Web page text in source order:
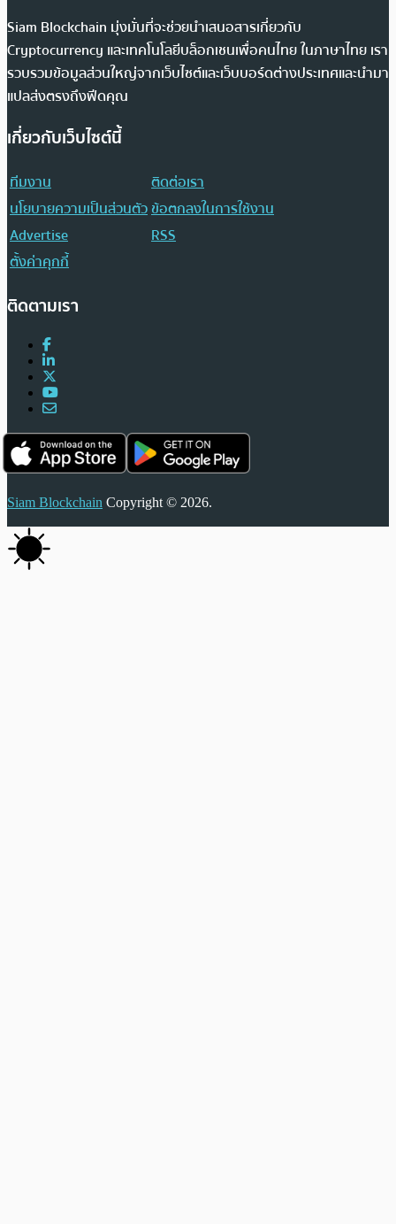
Siam Blockchain มุ่งมั่นที่จะช่วยนำเสนอสารเกี่ยวกับ
Cryptocurrency และเทคโนโลยีบล็อกเชนเพื่อคนไทย ในภาษาไทย เรา
รวบรวมข้อมูลส่วนใหญ่จากเว็บไซต์และเว็บบอร์ดต่างประเทศและนำมา
แปลส่งตรงถึงฟีดคุณ
เกี่ยวกับเว็บไซต์นี้
ทีมงาน
ติดต่อเรา
นโยบายความเป็นส่วนตัวข้อตกลงในการใช้งาน
Advertise
RSS
ตั้งค่าคุกกี้
ติดตามเรา
Siam Blockchain Copyright © 2026.